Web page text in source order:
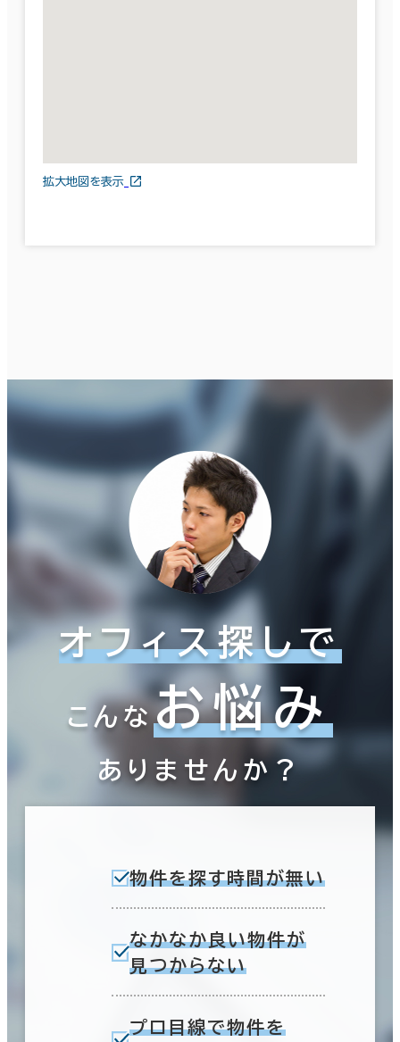
拡大地図を表示
オフィス探しで
こんなお悩み
ありませんか？
物件を探す時間が無い
なかなか良い物件が
見つからない
プロ目線で物件を